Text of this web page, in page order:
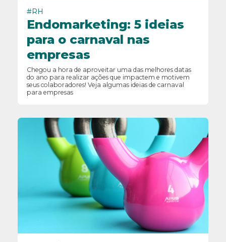
#RH
Endomarketing: 5 ideias
para o carnaval nas
empresas
Chegou a hora de aproveitar uma das melhores datas
do ano para realizar ações que impactem e motivem
seus colaboradores! Veja algumas ideias de carnaval
para empresas